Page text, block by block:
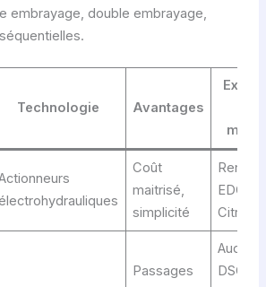
embrayage, double embrayage,
Technologie Avantages
électrohydrauliques
Coût
maitrisé,
simplicité
EDC,
Citroën
Passages
Audi A3
DSG,